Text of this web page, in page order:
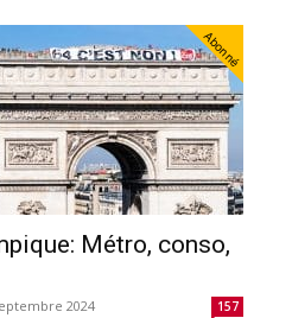
Abonné
Métro, conso,
2024 157